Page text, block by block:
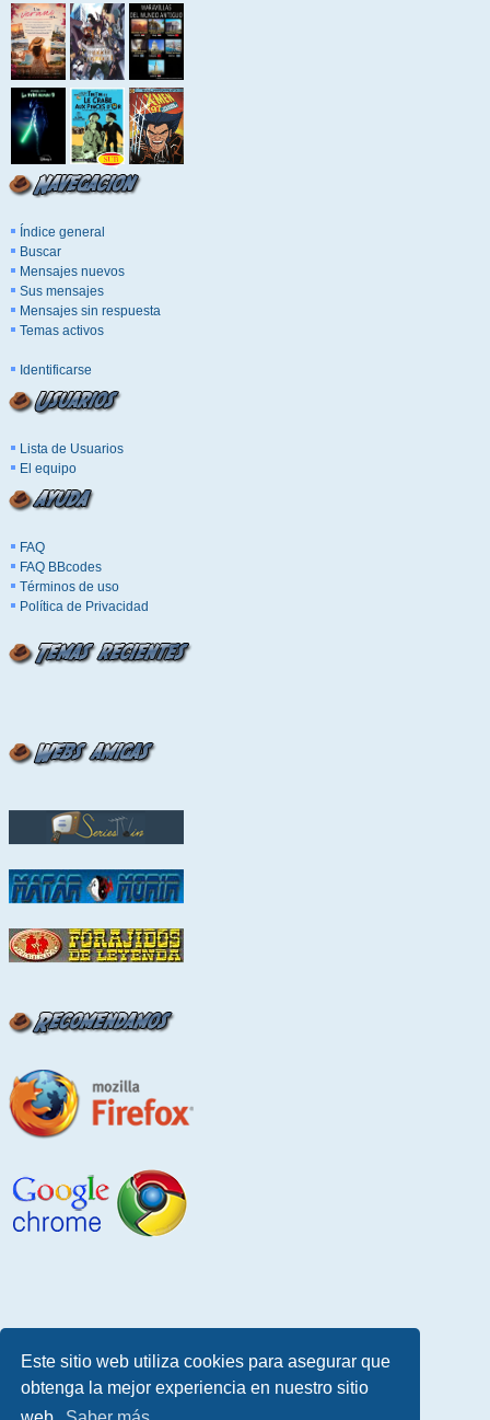
Este sitio web utiliza cookies para asegurar que
obtenga la mejor experiencia en nuestro sitio
Índice general
Buscar
Mensajes nuevos
Sus mensajes
Mensajes sin respuesta
Temas activos
Identificarse
Lista de Usuarios
El equipo
FAQ
FAQ BBcodes
Términos de uso
Política de Privacidad